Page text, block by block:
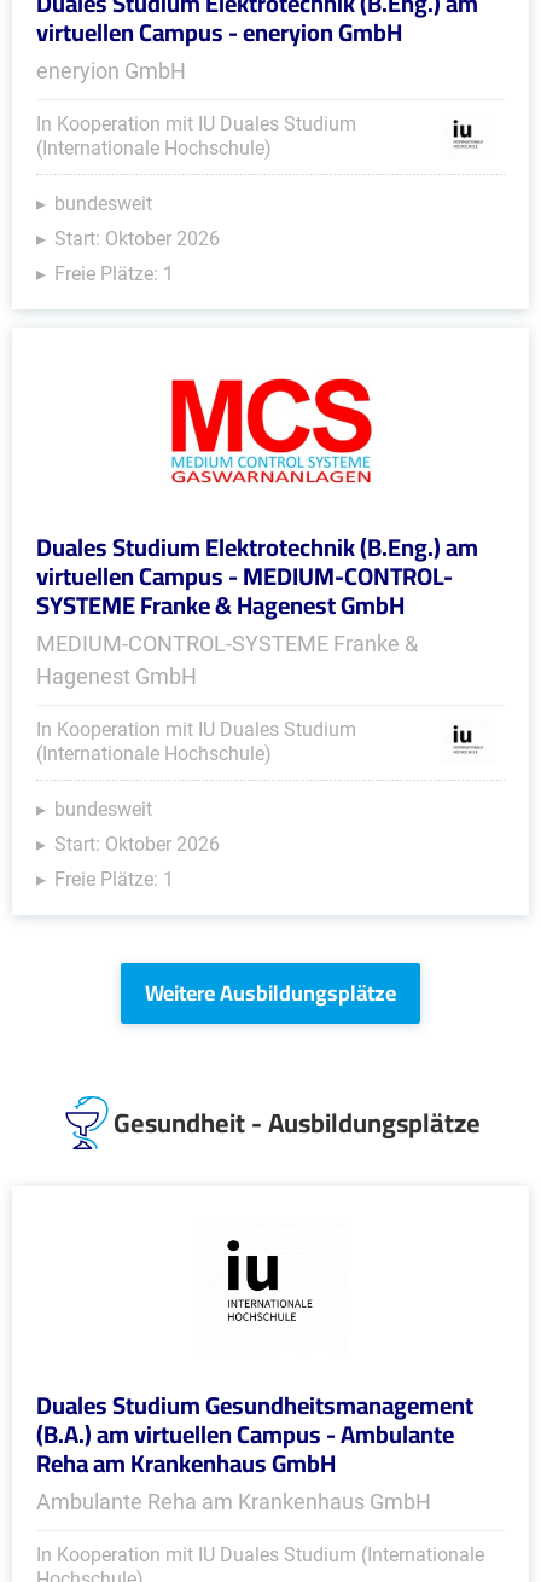
virtuellen Campus - eneryion GmbH
eneryion GmbH
In Kooperation mit IU Duales Studium
(Internationale Hochschule)
bundesweit
Start: Oktober 2026
Freie Plätze: 1
Duales Studium Elektrotechnik (B.Eng.) am
virtuellen Campus - MEDIUM-CONTROL-
SYSTEME Franke & Hagenest GmbH
MEDIUM-CONTROL-SYSTEME Franke &
Hagenest GmbH
In Kooperation mit IU Duales Studium
(Internationale Hochschule)
bundesweit
Start: Oktober 2026
Freie Plätze: 1
Weitere Ausbildungsplätze
Gesundheit - Ausbildungsplätze
Duales Studium Gesundheitsmanagement
(B.A.) am virtuellen Campus - Ambulante
Reha am Krankenhaus GmbH
Ambulante Reha am Krankenhaus GmbH
In Kooperation mit IU Duales Studium (Internationale